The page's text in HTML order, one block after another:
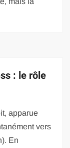
: le rôle
apparue
vers
En